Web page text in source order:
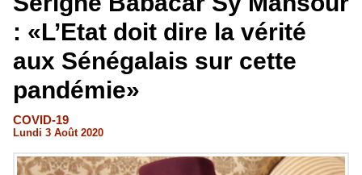
: «L’Etat doit dire la vérité
aux Sénégalais sur cette
pandémie»
COVID-19
Lundi 3 Août 2020